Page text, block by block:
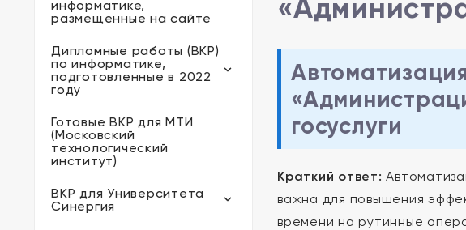
информатике,
размещенные на сайте
Дипломные работы (ВКР)
по информатике,
подготовленные в 2022
году
Готовые ВКР для МТИ
(Московский
технологический
институт)
ВКР для Университета
Синергия
госуслуги
Краткий ответ:
важна для повышения
времени на рутинные